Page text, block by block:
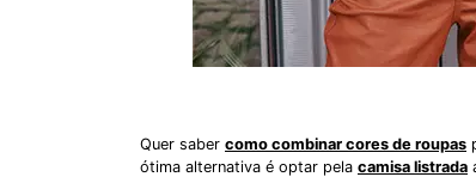
Quer saber como combinar cores de roupas
ótima alternativa é optar pela camisa listrada